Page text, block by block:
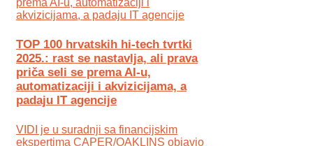
TOP 100 hrvatskih hi-tech tvrtki
2025.: rast se nastavlja, ali prava
priča seli se prema AI-u,
automatizaciji i akvizicijama, a
padaju IT agencije
VIDI je u suradnji sa financijskim
ekspertima CAPER/OAKLINS objavio